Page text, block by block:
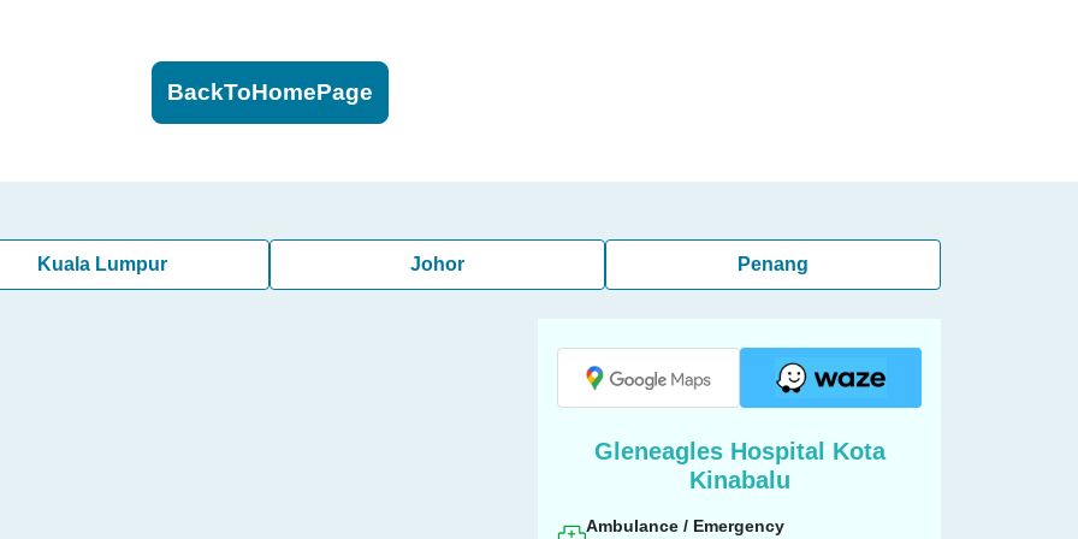
BackToHomePage
Kuala Lumpur Johor Penang
Gleneagles Hospital Kota
Kinabalu
Ambulance / Emergency